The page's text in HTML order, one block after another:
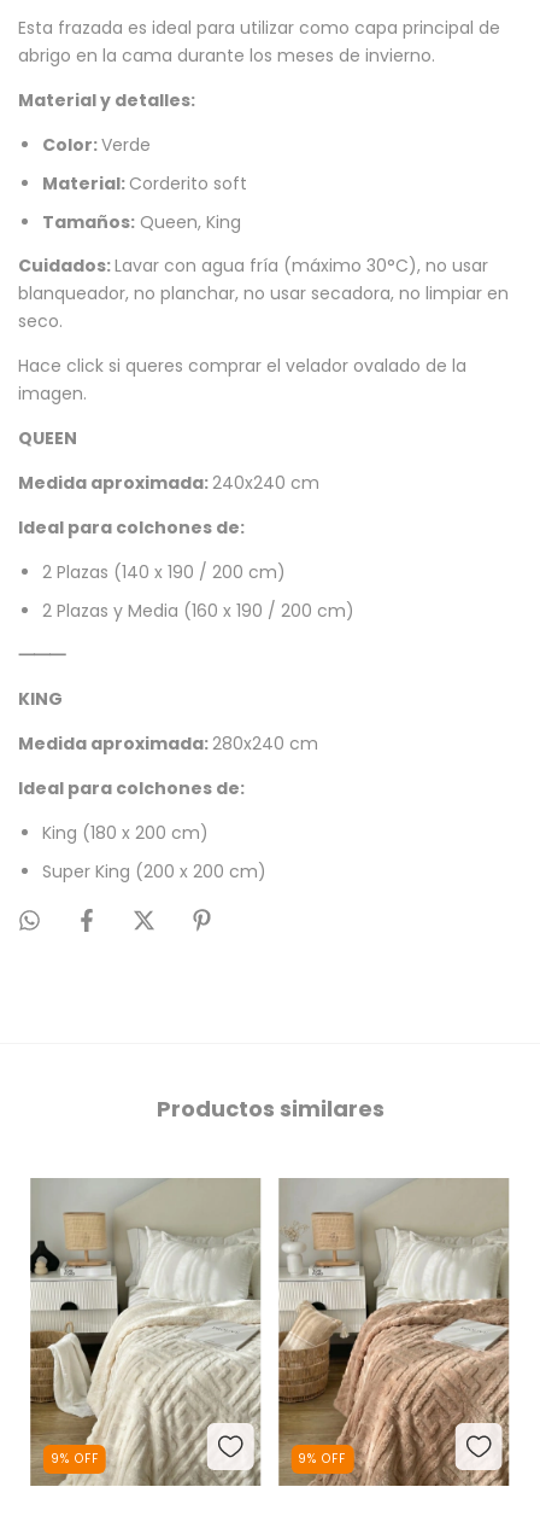
Esta frazada es ideal para utilizar como capa principal de
abrigo en la cama durante los meses de invierno.
Material y detalles:
Color:Verde
Material: Corderito soft
Tamaños: Queen, King
Cuidados:Lavar con agua fría (máximo 30°C), no usar
blanqueador, no planchar, no usar secadora, no limpiar en
seco.
Hace click si queres comprar el velador ovalado de la
imagen.
QUEEN
Medida aproximada:240x240 cm
Ideal para colchones de:
2 Plazas (140 x 190 / 200 cm)
2 Plazas y Media (160 x 190 / 200 cm)
⸻
KING
Medida aproximada:280x240 cm
Ideal para colchones de:
King (180 x 200 cm)
Super King (200 x 200 cm)
Productos similares
9% OFF 9%OFF